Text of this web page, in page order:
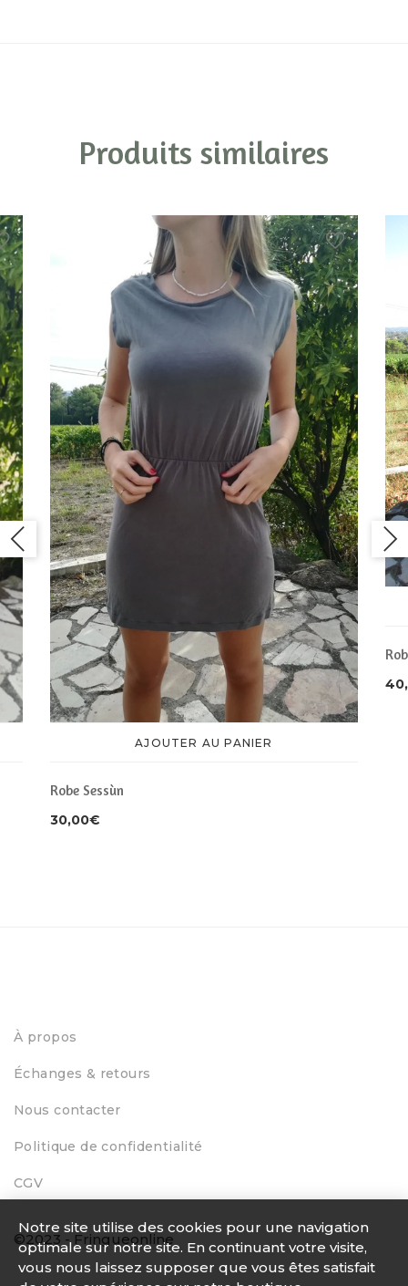
Produits similaires
AJOUTER AU PANIER
Robe Sessùn
30,00€
À propos
Échanges & retours
Nous contacter
Politique de confidentialité
CGV
©2023 - Fringueonline
Notre site utilise des cookies pour une navigation
optimale sur notre site. En continuant votre visite,
vous nous laissez supposer que vous êtes satisfait